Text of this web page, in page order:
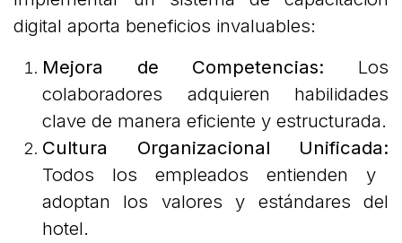
digital aporta beneficios invaluables:
Mejora de Competencias: Los
colaboradores adquieren habilidades
clave de manera eficiente y estructurada.
Cultura Organizacional Unificada:
Todos los empleados entienden y
adoptan los valores y estándares del
hotel.